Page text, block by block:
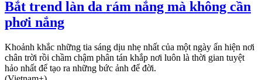
Bắt trend làn da rám nắng mà không cần
phơi nắng
Khoảnh khắc những tia sáng dịu nhẹ nhất của một ngày ẩn hiện nơi
chân trời rồi chầm chậm phân tán khắp nơi luôn là thời gian tuyệt
hảo nhất để tạo ra những bức ảnh để đời.